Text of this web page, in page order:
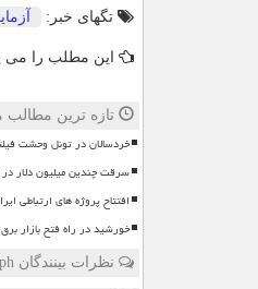
تگهای خبر:
این مطلب را می
تازه ترین مطالب
خردسالان در تونل وحشت
سرقت چندین میلیون دلار در ۲۵ دقیقه
افتتاح پروژه های ارتباطی
خورشید در راه فتح بازار برق
نظرات بینندگان gph در مورد این مطلب